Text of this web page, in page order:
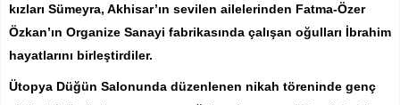
kızları Sümeyra, Akhisar’ın sevilen ailelerinden Fatma-Özer
Özkan’ın Organize Sanayi fabrikasında çalışan oğulları İbrahim
hayatlarını birleştirdiler.
Ütopya Düğün Salonunda düzenlenen nikah töreninde genç